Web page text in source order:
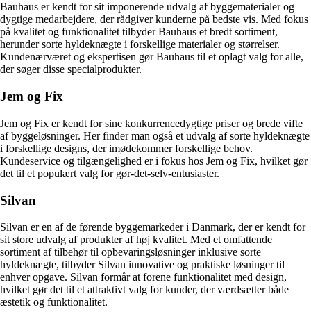
Bauhaus er kendt for sit imponerende udvalg af byggematerialer og
dygtige medarbejdere, der rådgiver kunderne på bedste vis. Med fokus
på kvalitet og funktionalitet tilbyder Bauhaus et bredt sortiment,
herunder sorte hyldeknægte i forskellige materialer og størrelser.
Kundenærværet og ekspertisen gør Bauhaus til et oplagt valg for alle,
der søger disse specialprodukter.
Jem og Fix
Jem og Fix er kendt for sine konkurrencedygtige priser og brede vifte
af byggeløsninger. Her finder man også et udvalg af sorte hyldeknægte
i forskellige designs, der imødekommer forskellige behov.
Kundeservice og tilgængelighed er i fokus hos Jem og Fix, hvilket gør
det til et populært valg for gør-det-selv-entusiaster.
Silvan
Silvan er en af de førende byggemarkeder i Danmark, der er kendt for
sit store udvalg af produkter af høj kvalitet. Med et omfattende
sortiment af tilbehør til opbevaringsløsninger inklusive sorte
hyldeknægte, tilbyder Silvan innovative og praktiske løsninger til
enhver opgave. Silvan formår at forene funktionalitet med design,
hvilket gør det til et attraktivt valg for kunder, der værdsætter både
æstetik og funktionalitet.